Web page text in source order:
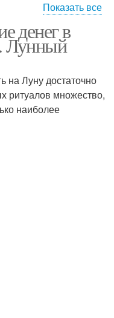
привлечения
Показать все
денег в
Лунный
на Луну достаточно
ритуалов множество,
наиболее